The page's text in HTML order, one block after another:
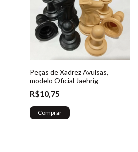
Peças de Xadrez Avulsas,
modelo Oficial Jaehrig
R$10,75
Comprar